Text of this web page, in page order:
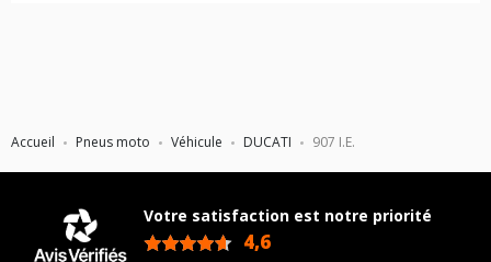
Accueil Pneus moto Véhicule DUCATI 907 I.E.
Votre satisfaction est notre priorité
4,6